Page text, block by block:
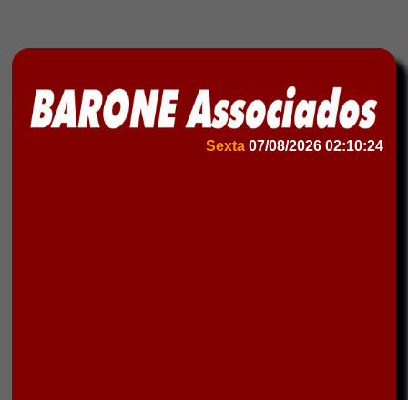
Sexta 07/08/2026 02:10:24